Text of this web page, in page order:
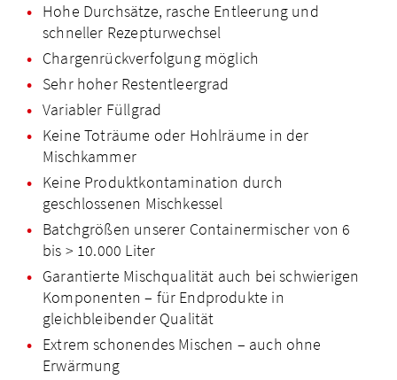
Hohe Durchsätze, rasche Entleerung und
schneller Rezepturwechsel
Chargen­rückverfolgung möglich
Sehr hoher Restentleergrad
Variabler Füllgrad
Keine Toträume oder Hohlräume in der
Mischkammer
Keine Produktkontamination durch
geschlossenen Mischkessel
Batchgrößen unserer Containermischer von 6
bis > 10.000 Liter
Garantierte Mischqualität auch bei schwierigen
Komponenten – für Endprodukte in
gleichbleibender Qualität
Extrem schonendes Mischen – auch ohne
Erwärmung